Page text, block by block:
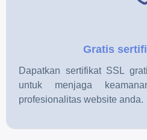
Gratis
Dapatkan sertifikat SSL
untuk menjaga
profesionalitas website anda.